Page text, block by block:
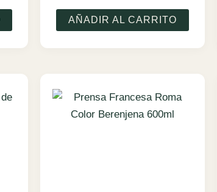
AÑADIR AL CARRITO